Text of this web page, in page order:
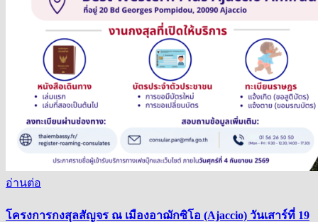
อ่านต่อ
โครงการกงสุลสัญจร ณ เมืองอาฌักซิโอ (Ajaccio) วันเสาร์ที่ 19